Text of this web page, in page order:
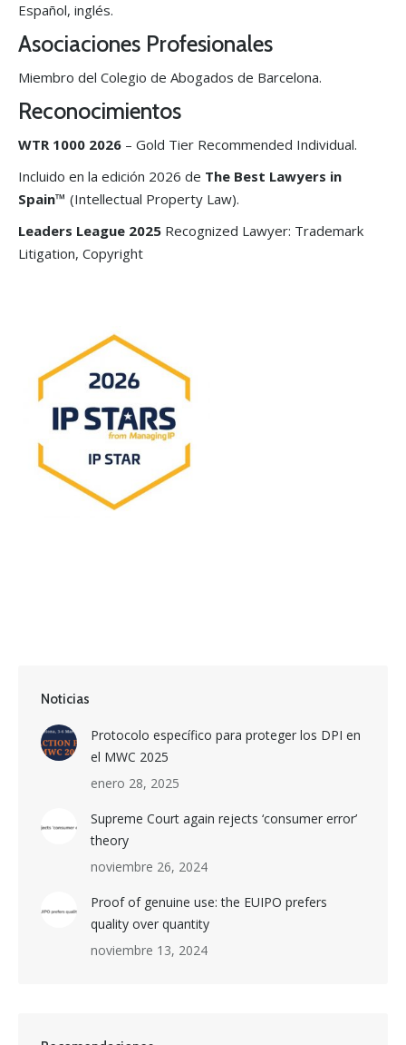
Español, inglés.
Asociaciones Profesionales
Miembro del Colegio de Abogados de Barcelona.
Reconocimientos
WTR 1000 2026 – Gold Tier Recommended Individual.
Incluido en la edición 2026 de The Best Lawyers in
Spain™ (Intellectual Property Law).
Leaders League 2025 Recognized Lawyer: Trademark
Litigation, Copyright
Noticias
Protocolo específico para proteger los DPI en
el MWC 2025
enero 28, 2025
Supreme Court again rejects ‘consumer error’
theory
noviembre 26, 2024
Proof of genuine use: the EUIPO prefers
quality over quantity
noviembre 13, 2024